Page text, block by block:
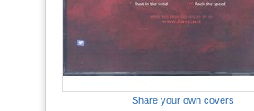
Share your own covers